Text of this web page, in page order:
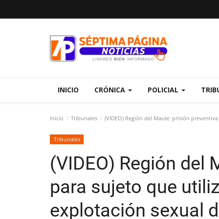
INICIO CRÓNICA POLICIAL
Inicio Tribunales (VIDEO) Región del Maule: prisión
Tribunales
(VIDEO) Región del
para sujeto que
explotación sexual